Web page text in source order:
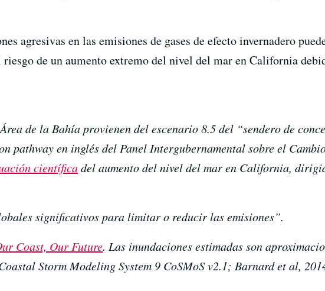
agresivas en las emisiones de gases de efecto invernadero
de un aumento extremo del nivel del mar en California
de la Bahía provienen del escenario 8.5 del “sendero de
pathway en inglés del Panel Intergubernamental sobre el
científicadel aumento del nivel del mar en California,
significativos para limitar o reducir las emisiones”.
Coast, Our Future. Las inundaciones estimadas son
Storm Modeling System 9 CoSMoS v2.1; Barnard et al,